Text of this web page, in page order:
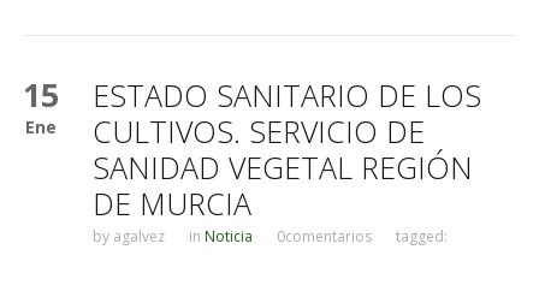
15
Ene
ESTADO SANITARIO DE LOS
CULTIVOS. SERVICIO DE
SANIDAD VEGETAL REGIÓN
DE MURCIA
by agalvez in Noticia 0comentarios tagged: